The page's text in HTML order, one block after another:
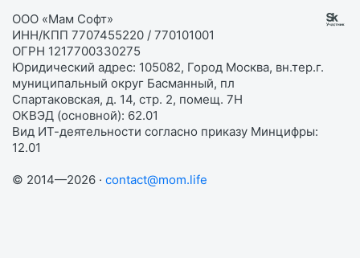
ООО «Мам Софт»
ИНН/КПП 7707455220 / 770101001
ОГРН 1217700330275
Юридический адрес: 105082, Город Москва, вн.тер.г.
муниципальный округ Басманный, пл
Спартаковская, д. 14, стр. 2, помещ. 7Н
ОКВЭД (основной): 62.01
Вид ИТ-деятельности согласно приказу Минцифры:
12.01
© 2014—2026 · contact@mom.life